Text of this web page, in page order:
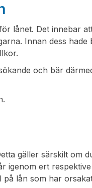
lånet. Det innebar
Innan dess hade
och bär
gäller särskilt om
igenom ert
lån som har